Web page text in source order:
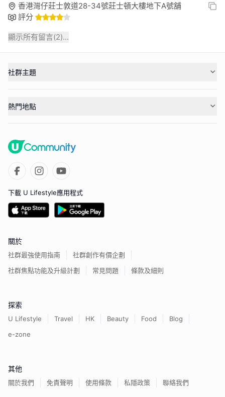
香港灣仔莊士敦道28-34號莊士頓大樓地下A號舖
評分
顯示所有留言(2)...
社群主題
熱門地點
下載 U Lifestyle應用程式
關於
社群最強使用指南
社群創作有價企劃
社群焦點功能及升級計劃
常見問題 條款及細則
探索
U Lifestyle Travel HK Beauty Food
Blog
e-zone
其他
關於我們 免責聲明 使用條款 私隱政策 聯絡我們